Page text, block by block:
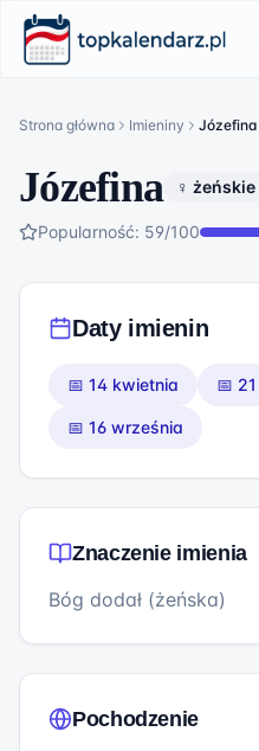
Strona główna Imieniny Józefina
Józefina ♀ żeńskie
Popularność: 59/100
Daty imienin
📅 14 kwietnia 📅
📅 16 września
Znaczenie imienia
Bóg dodał (żeńska)
Pochodzenie